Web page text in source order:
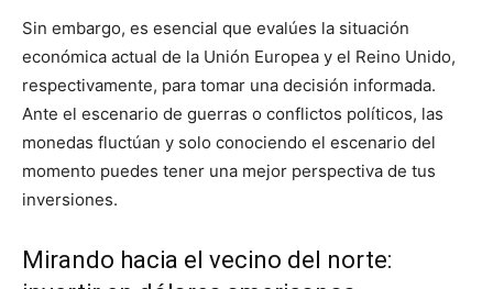
Sin embargo, es esencial que evalúes la situación
económica actual de la Unión Europea y el Reino Unido,
respectivamente, para tomar una decisión informada.
Ante el escenario de guerras o conflictos políticos, las
monedas fluctúan y solo conociendo el escenario del
momento puedes tener una mejor perspectiva de tus
inversiones.
Mirando hacia el vecino del norte: